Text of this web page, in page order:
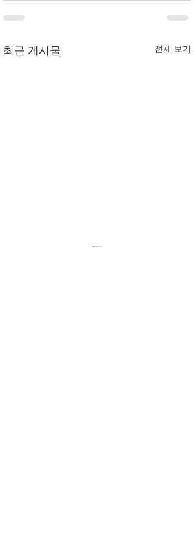
최근 게시물 전체 보기